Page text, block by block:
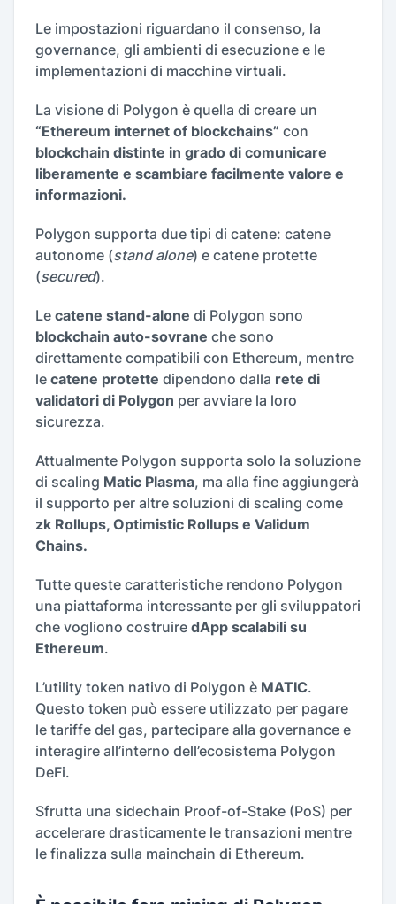
Le impostazioni riguardano il consenso, la
governance, gli ambienti di esecuzione e le
implementazioni di macchine virtuali.
La visione di Polygon è quella di creare un
“Ethereum internet of blockchains” con
blockchain distinte in grado di comunicare
liberamente e scambiare facilmente valore e
informazioni.
Polygon supporta due tipi di catene: catene
autonome (stand alone) e catene protette
(secured).
Le catene stand-alone di Polygon sono
blockchain auto-sovrane che sono
direttamente compatibili con Ethereum, mentre
le catene protette dipendono dalla rete di
validatori di Polygon per avviare la loro
sicurezza.
Attualmente Polygon supporta solo la soluzione
di scaling Matic Plasma, ma alla fine aggiungerà
il supporto per altre soluzioni di scaling come
zk Rollups, Optimistic Rollups e Validum
Chains.
Tutte queste caratteristiche rendono Polygon
una piattaforma interessante per gli sviluppatori
che vogliono costruire dApp scalabili su
Ethereum.
L’utility token nativo di Polygon è MATIC.
Questo token può essere utilizzato per pagare
le tariffe del gas, partecipare alla governance e
interagire all’interno dell’ecosistema Polygon
DeFi.
Sfrutta una sidechain Proof-of-Stake (PoS) per
accelerare drasticamente le transazioni mentre
le finalizza sulla mainchain di Ethereum.